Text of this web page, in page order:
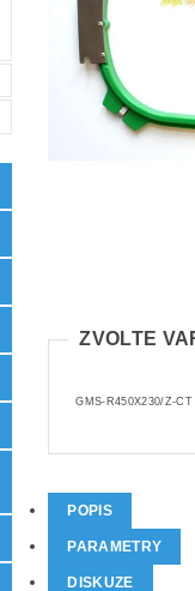
ZVOLTE
GMS-R450X230/Z-CT
POPIS
PARAMETRY
DISKUZE